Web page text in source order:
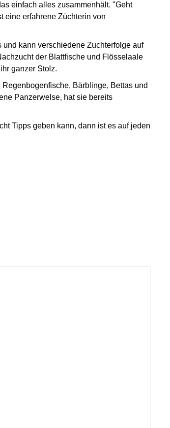
einfach alles zusammenhält. "Geht
eine erfahrene Züchterin von
kann verschiedene Zuchterfolge auf
der Blattfische und Flösselaale
ganzer Stolz.
Bärblinge, Bettas und
Panzerwelse, hat sie bereits
Tipps geben kann, dann ist es auf jeden